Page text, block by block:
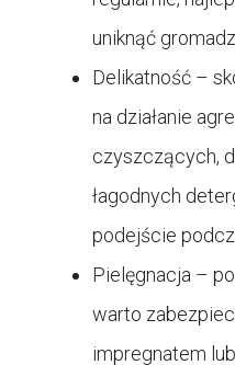
uniknąć
Delikatność –
na działanie
czyszczących,
łagodnych
podejście
Pielęgnacja –
warto
impregnatem